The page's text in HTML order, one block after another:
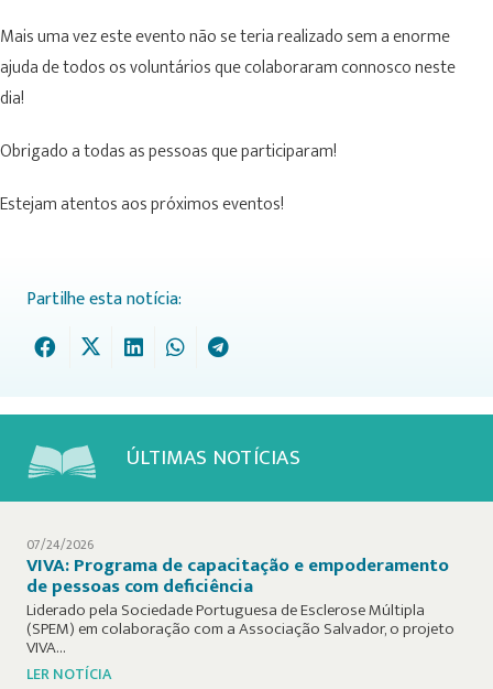
Mais uma vez este evento não se teria realizado sem a enorme
ajuda de todos os voluntários que colaboraram connosco neste
dia!
Obrigado a todas as pessoas que participaram!
Estejam atentos aos próximos eventos!
Partilhe esta notícia:
ÚLTIMAS NOTÍCIAS
07/24/2026
VIVA: Programa de capacitação e empoderamento
de pessoas com deficiência
Liderado pela Sociedade Portuguesa de Esclerose Múltipla
(SPEM) em colaboração com a Associação Salvador, o projeto
VIVA…
LER NOTÍCIA